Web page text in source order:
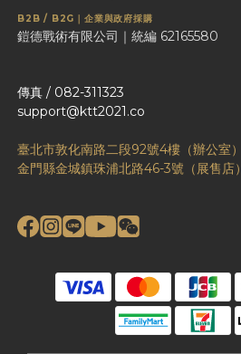
B2B / B2G｜企業與政府採購
鎧德戰術有限公司｜統編 62165580
傳真 / 082-311323
support@ktt2021.co
臺北市敦化南路二段92號4樓（辦公室
金門縣金城鎮珠浦北路46-3號（展售店